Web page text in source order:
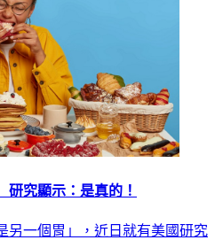
究顯示：是真的！
另一個胃」，近日就有美國研究